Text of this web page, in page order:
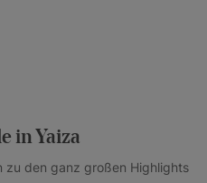
in Yaiza
zu den ganz großen Highlights